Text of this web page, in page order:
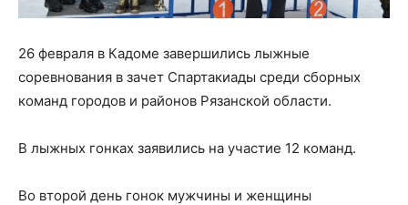
26 февраля в Кадоме завершились лыжные
соревнования в зачет Спартакиады среди сборных
команд городов и районов Рязанской области.
В лыжных гонках заявились на участие 12 команд.
Во второй день гонок мужчины и женщины